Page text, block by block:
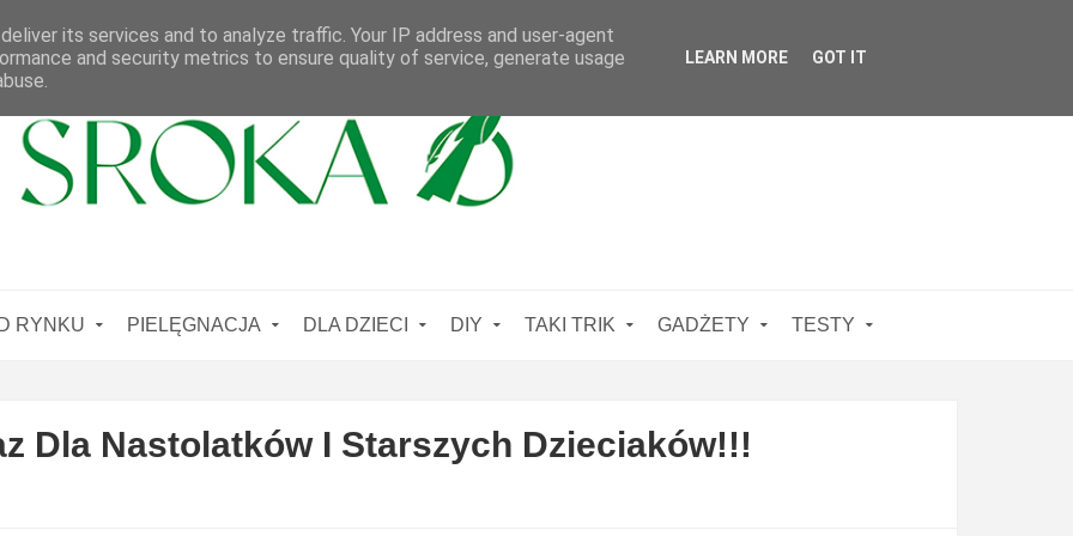
RYNKU PIELĘGNACJA DLA DZIECI DIY TAKI TRIK GADŻETY TESTY
Dla Nastolatków I Starszych Dzieciaków!!!
its services and to analyze traffic. Your IP address and user-agent
and security metrics to ensure quality of service, generate usage
LEARN MORE GOT IT